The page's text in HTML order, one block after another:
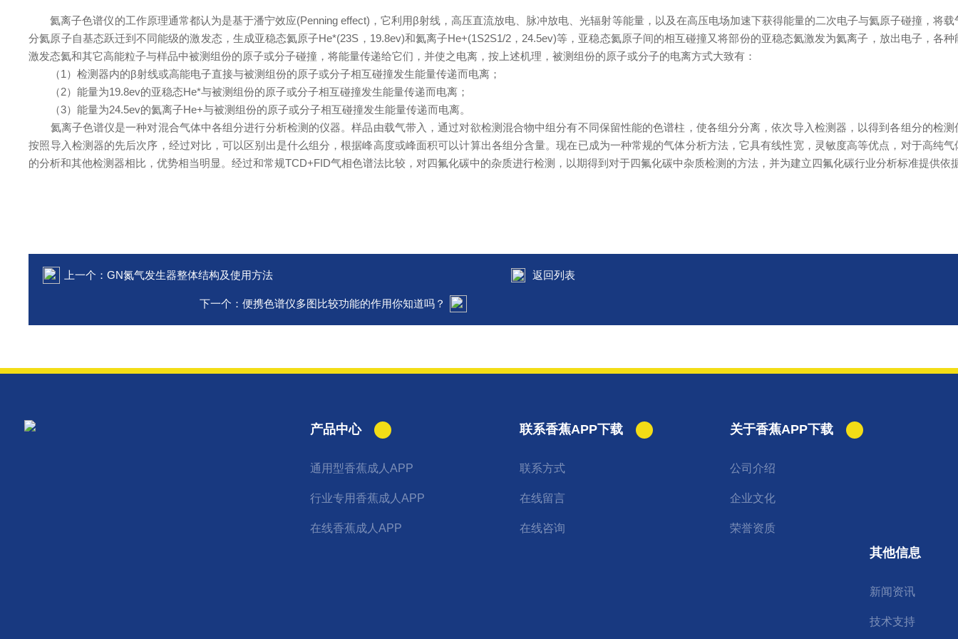
氦离子色谱仪的工作原理通常都认为是基于潘宁效应(Penning effect)，它利用β射线，高压直流放电、脉冲放电、光辐射等能量，以及在高压电场加速下获得能量的二次电子与氦原子碰撞，将载
分氦原子自基态跃迁到不同能级的激发态，生成亚稳态氦原子He*(23S，19.8ev)和氦离子He+(1S2S1/2，24.5ev)等，亚稳态氦原子间的相互碰撞又将部份的亚稳态氦激发为氦离子，放出电子，各种
激发态氦和其它高能粒子与样品中被测组份的原子或分子碰撞，将能量传递给它们，并使之电离，按上述机理，被测组份的原子或分子的电离方式大致有：
（1）检测器内的β射线或高能电子直接与被测组份的原子或分子相互碰撞发生能量传递而电离；
（2）能量为19.8ev的亚稳态He*与被测组份的原子或分子相互碰撞发生能量传递而电离；
（3）能量为24.5ev的氦离子He+与被测组份的原子或分子相互碰撞发生能量传递而电离。
氦离子色谱仪是一种对混合气体中各组分进行分析检测的仪器。样品由载气带入，通过对欲检测混合物中组分有不同保留性能的色谱柱，使各组分分离，依次导入检测器，以得到各组分的检测
按照导入检测器的先后次序，经过对比，可以区别出是什么组分，根据峰高度或峰面积可以计算出各组分含量。现在已成为一种常规的气体分析方法，它具有线性宽，灵敏度高等优点，对于高纯气
的分析和其他检测器相比，优势相当明显。经过和常规TCD+FID气相色谱法比较，对四氟化碳中的杂质进行检测，以期得到对于四氟化碳中杂质检测的方法，并为建立四氟化碳行业分析标准提供依
上一个：GN氮气发生器整体结构及使用方法 返回列表
下一个： 便携色谱仪多图比较功能的作用你知道吗？
产品中心
通用型香蕉成人APP
行业专用香蕉成人APP
在线香蕉成人APP
联系香蕉APP下载
联系方式
在线留言
在线咨询
关于香蕉APP下载
公司介绍
企业文化
荣誉资质
其他信息
新闻资讯
技术支持